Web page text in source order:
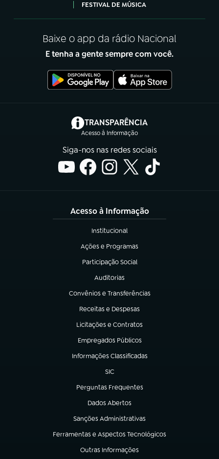
FESTIVAL DE MÚSICA
Baixe o app da rádio Nacional
E tenha a gente sempre com você.
TRANSPARÊNCIA
Acesso à Informação
(abre em nova aba)
Siga-nos nas redes sociais
Acesso à Informação
Institucional
(abre em nova aba)
Ações e Programas
(abre em nova aba)
Participação Social
(abre em nova aba)
Auditorias
(abre em nova aba)
Convênios e Transferências
(abre em nova aba)
Receitas e Despesas
(abre em nova aba)
Licitações e Contratos
(abre em nova aba)
Empregados Públicos
(abre em nova aba)
Informações Classificadas
(abre em nova aba)
SIC
(abre em nova aba)
Perguntas Frequentes
(abre em nova aba)
Dados Abertos
(abre em nova aba)
Sanções Administrativas
(abre em nova aba)
Ferramentas e Aspectos Tecnológicos
(abre em nova aba)
Outras Informações
(abre em nova aba)